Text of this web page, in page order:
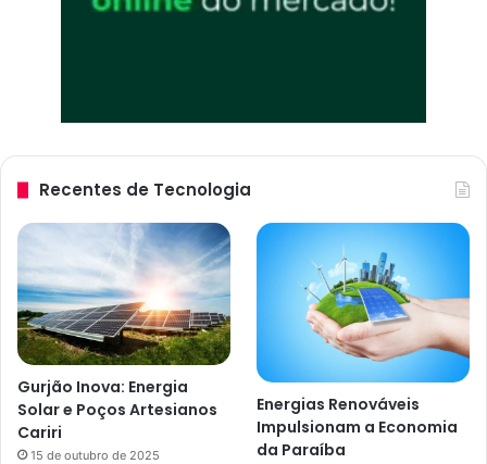
Recentes de Tecnologia
Gurjão Inova: Energia
Solar e Poços Artesianos
Cariri
15 de outubro de 2025
Energias Renováveis
Impulsionam a Economia
da Paraíba